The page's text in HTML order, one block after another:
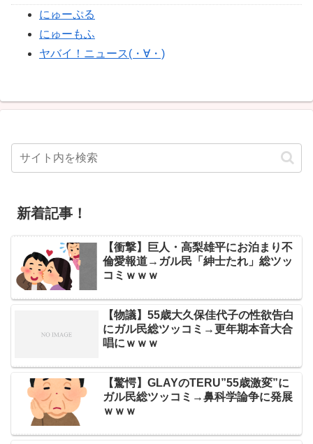
にゅーぷる
にゅーもふ
ヤバイ！ニュース(・∀・)
新着記事！
【衝撃】巨人・高梨雄平にお泊まり不
倫愛報道→ガル民「紳士たれ」総ツッ
コミｗｗｗ
【物議】55歳大久保佳代子の性欲告白
にガル民総ツッコミ→更年期本音大合
唱にｗｗｗ
【驚愕】GLAYのTERU”55歳激変”に
ガル民総ツッコミ→鼻科学論争に発展
ｗｗｗ